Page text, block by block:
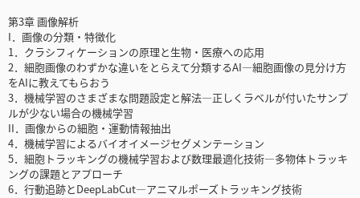
第3章 画像解析
I．画像の分類・特徴化
1．クラシフィケーションの原理と生物・医療への応用
2．細胞画像のわずかな違いをとらえて分類するAI―細胞画像の見分け方
をAIに教えてもらおう
3．機械学習のさまざまな問題設定と解法―正しくラベルが付いたサンプ
ルが少ない場合の機械学習
II．画像からの細胞・運動情報抽出
4．機械学習によるバイオイメージセグメンテーション
5．細胞トラッキングの機械学習および数理最適化技術―多物体トラッキ
ングの課題とアプローチ
6．行動追跡とDeepLabCut―アニマルポーズトラッキング技術